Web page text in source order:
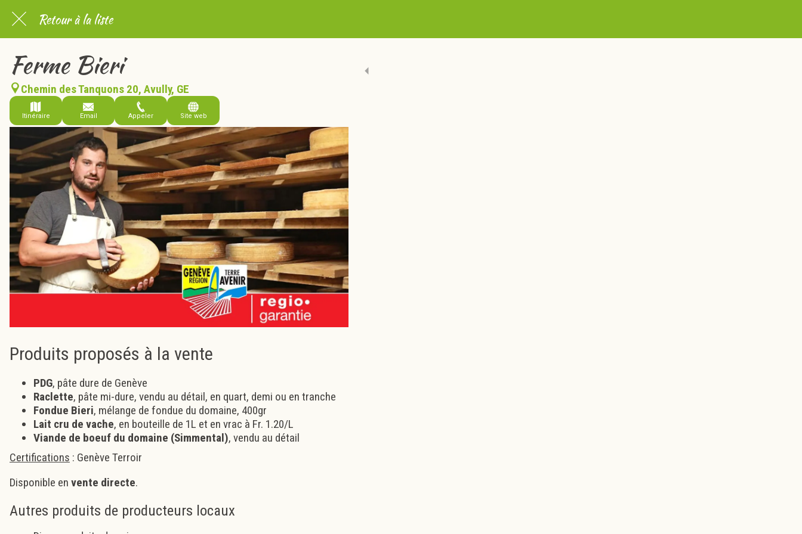
Retour à la liste
Ferme Bieri
Chemin des Tanquons 20, Avully, GE
Itinéraire Email Appeler Site web
Produits proposés à la vente
PDG, pâte dure de Genève
Raclette, pâte mi-dure, vendu au détail, en quart, demi ou en tranche
Fondue Bieri, mélange de fondue du domaine, 400gr
Lait cru de vache, en bouteille de 1L et en vrac à Fr. 1.20/L
Viande de boeuf du domaine (Simmental), vendu au détail
Certifications : Genève Terroir
Disponible en vente directe.
Autres produits de producteurs locaux